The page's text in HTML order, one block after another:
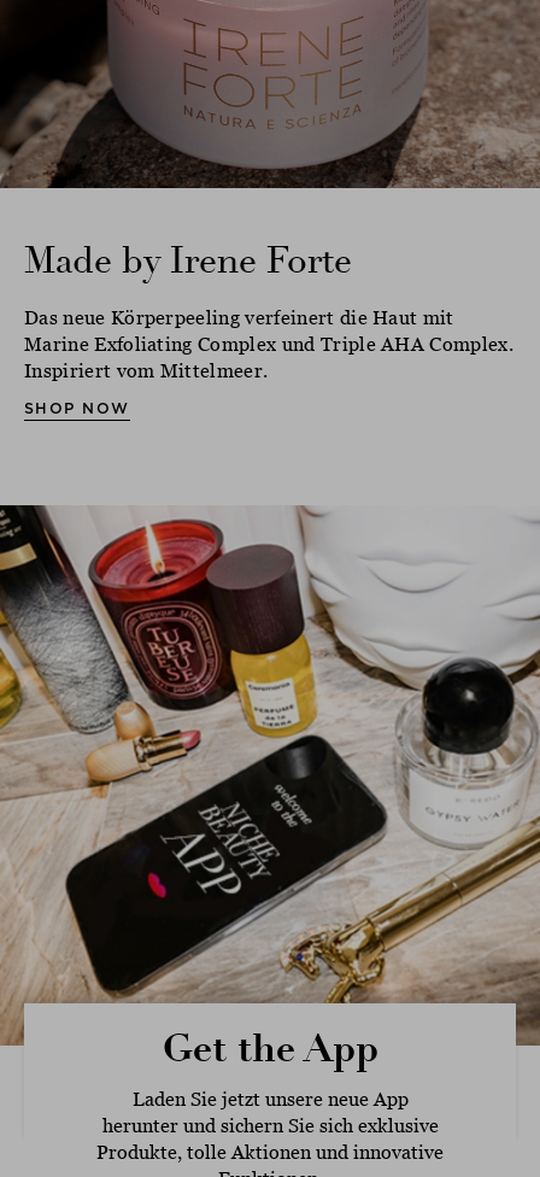
Made by Irene Forte
Das neue Körperpeeling verfeinert die Haut mit
Marine Exfoliating Complex und Triple AHA Complex.
Inspiriert vom Mittelmeer.
SHOP NOW
Get the App
Laden Sie jetzt unsere neue App
herunter und sichern Sie sich exklusive
Produkte, tolle Aktionen und innovative